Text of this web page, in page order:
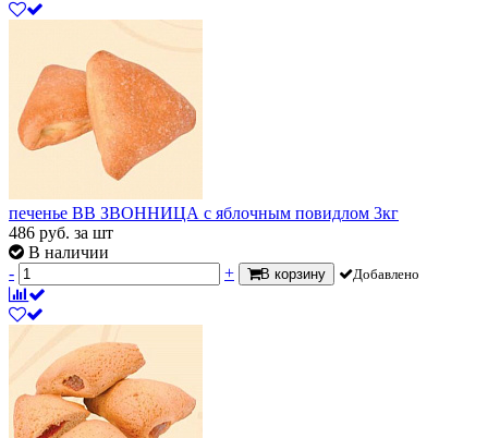
печенье ВВ ЗВОННИЦА с яблочным повидлом 3кг
486 руб. за шт
В наличии
-
+ В корзину Добавлено